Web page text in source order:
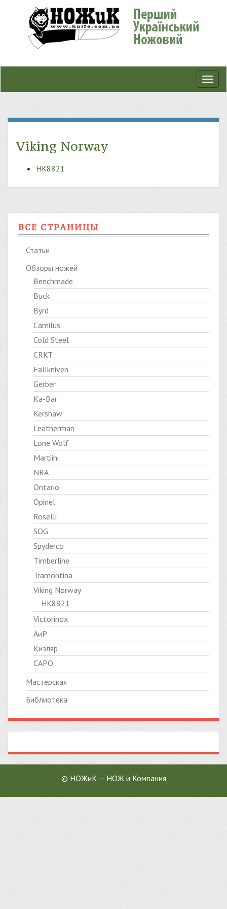
Viking Norway
HK8821
ВСЕ СТРАНИЦЫ
Статьи
Обзоры ножей
Benchmade
Buck
Byrd
Camilus
Cold Steel
CRKT
Fallkniven
Gerber
Ka-Bar
Kershaw
Leatherman
Lone Wolf
Martiini
NRA
Ontario
Opinel
Roselli
SOG
Spyderco
Timberline
Tramontina
Viking Norway
HK8821
Victorinox
АиР
Кизляр
САРО
Мастерская
Библиотека
© НОЖиК — НОЖ и Компания